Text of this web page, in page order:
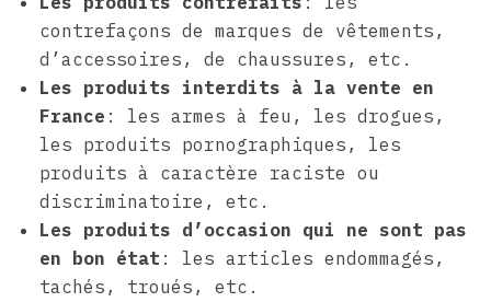
contrefaçons de marques de vêtements,
d’accessoires, de chaussures, etc.
Les produits interdits à la vente en
France : les armes à feu, les drogues,
les produits pornographiques, les
produits à caractère raciste ou
discriminatoire, etc.
Les produits d’occasion qui ne sont pas
en bon état : les articles endommagés,
tachés, troués, etc.